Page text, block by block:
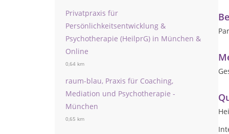
Privatpraxis für
Persönlichkeitsentwicklung &
Psychotherapie (HeilprG) in München &
Online
0,64 km
raum-blau, Praxis für Coaching,
Mediation und Psychotherapie -
München
0,65 km